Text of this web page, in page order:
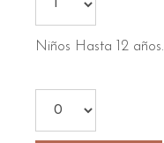
Niños Hasta 12 años.